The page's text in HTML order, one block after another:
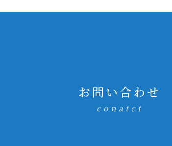
お問い合わせ
conatct